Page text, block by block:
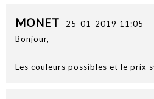
MONET 25-01-2019 11:05
Bonjour,
Les couleurs possibles et le prix